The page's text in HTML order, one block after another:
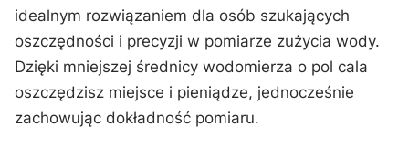
idealnym rozwiązaniem dla osób szukających
oszczędności i precyzji w pomiarze zużycia wody.
Dzięki mniejszej średnicy wodomierza o pol⁣ cala
oszczędzisz miejsce i pieniądze, jednocześnie
zachowując dokładność pomiaru.